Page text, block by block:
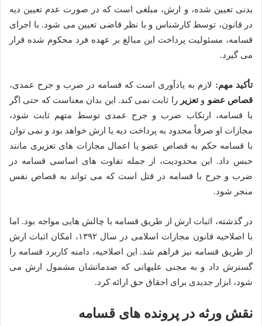
بدنی تعیین شده، و ارش، مبلغی است که در صورت عدم تعیین دیه
در قانون، توسط کارشناس و با نظر قاضی تعیین می شود. با اجرای
قسامه، مسئولیت پرداخت این مبالغ بر عهده فرد محکوم شده قرار
می گیرد.
تأکید مهم: لازم به یادآوری است که قسامه در ضرب و جرح عمدی،
قصاص عضو وتعزیر را ثابت نمی کند. این بدان معناست که حتی اگر
با قسامه، ارتکاب ضرب و جرح عمدی توسط متهم ثابت شود،
مجازات او صرفاً محدود به پرداخت دیه یا ارش خواهد بود و نمی توان
با قسامه حکم به قصاص عضو یا اعمال مجازات های تعزیری مانند
حبس داد. این محدودیت، از جمله تفاوت های اساسی قسامه در
ضرب و جرح با قسامه در قتل است که می تواند به قصاص نفس
منجر شود.
در گذشته، اثبات ارش از طریق قسامه با چالش هایی مواجه بود. اما
با اصلاحیه قانون مجازات اسلامی در سال ۱۳۹۲، امکان اثبات ارش
از طریق قسامه نیز فراهم شد. این اصلاحیه، دامنه کاربرد قسامه را
گسترش داد و به مجنی علیهانی که صدماتشان مشمول ارش می
شود، ابزار جدیدی برای احقاق حق ارائه کرد.
نقش ورثه در پرونده های قسامه